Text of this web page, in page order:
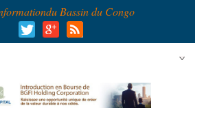
du Bassin du Congo